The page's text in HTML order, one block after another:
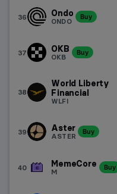
36 Ondo
ONDO
Buy
37 OKB
OKB
Buy
38
World Liberty
Financial
WLFI
39 Aster
ASTER
Buy
40 MemeCore
M
Buy